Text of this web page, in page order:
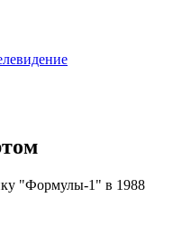
"Формулы-1" в 1988